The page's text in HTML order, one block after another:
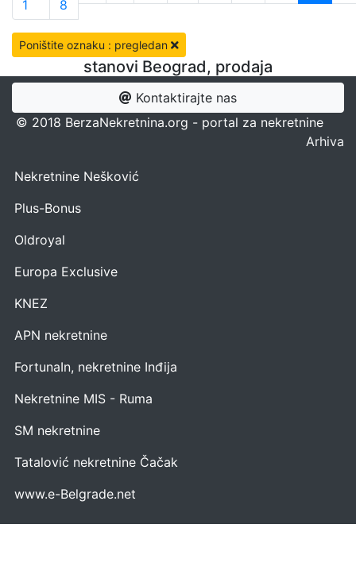
1 8
Poništite oznaku : pregledan
stanovi Beograd, prodaja
Kontaktirajte nas
© 2018 BerzaNekretnina.org - portal za nekretnine
Arhiva
Nekretnine Nešković
Plus-Bonus
Oldroyal
Europa Exclusive
KNEZ
APN nekretnine
FortunaIn, nekretnine Inđija
Nekretnine MIS - Ruma
SM nekretnine
Tatalović nekretnine Čačak
www.e-Belgrade.net